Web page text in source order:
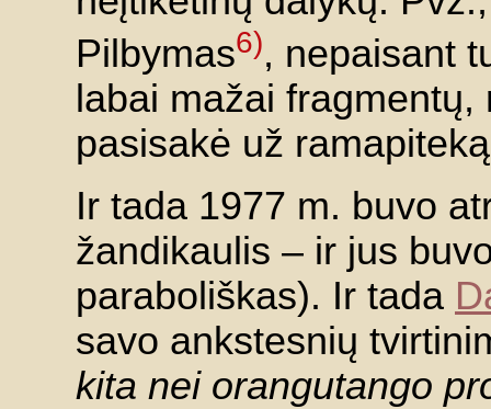
Pilbymas6), nepaisant
labai mažai fragmentų,
pasisakė už
Ir tada 1977 m. buvo
žandikaulis – ir jus
paraboliškas). Ir tada
savo ankstesnių
kita nei orangutango